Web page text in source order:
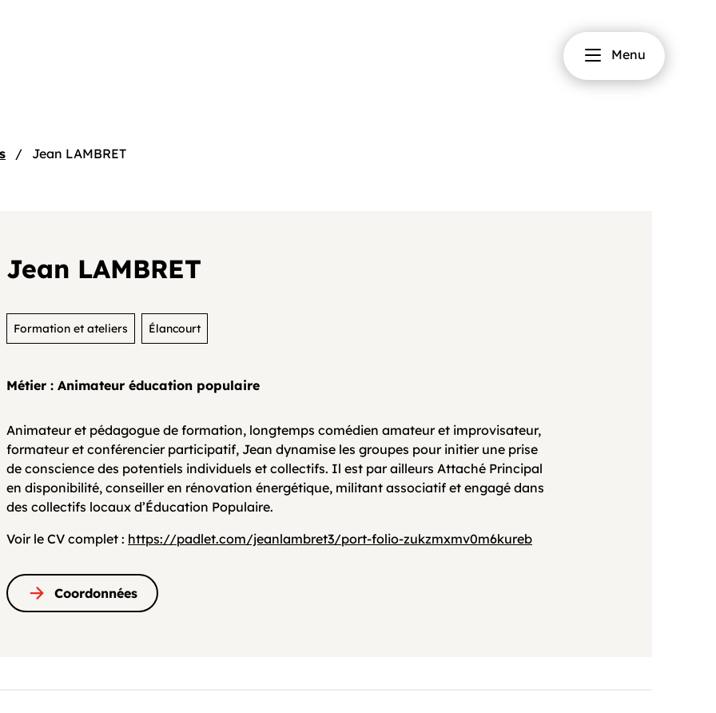
Menu
Fermer
Jean LAMBRET
Jean LAMBRET
Formation et ateliers Élancourt
Métier : Animateur éducation populaire
Animateur et pédagogue de formation, longtemps comédien amateur et improvisateur,
formateur et conférencier participatif, Jean dynamise les groupes pour initier une prise
de conscience des potentiels individuels et collectifs. Il est par ailleurs Attaché Principal
en disponibilité, conseiller en rénovation énergétique, militant associatif et engagé dans
des collectifs locaux d’Éducation Populaire.
Voir le CV complet : https://padlet.com/jeanlambret3/port-folio-zukzmxmv0m6kureb
Coordonnées